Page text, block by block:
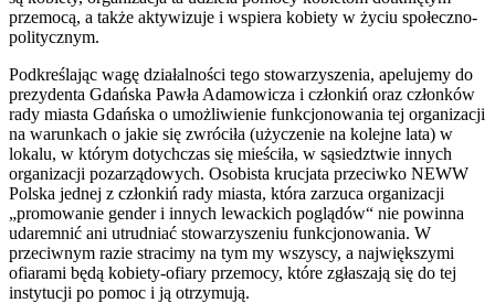
przemocą, a także aktywizuje i wspiera kobiety w życiu społeczno-
politycznym.
Podkreślając wagę działalności tego stowarzyszenia, apelujemy do
prezydenta Gdańska Pawła Adamowicza i członkiń oraz członków
rady miasta Gdańska o umożliwienie funkcjonowania tej organizacji
na warunkach o jakie się zwróciła (użyczenie na kolejne lata) w
lokalu, w którym dotychczas się mieściła, w sąsiedztwie innych
organizacji pozarządowych. Osobista krucjata przeciwko NEWW
Polska jednej z członkiń rady miasta, która zarzuca organizacji
„promowanie gender i innych lewackich poglądów“ nie powinna
udaremnić ani utrudniać stowarzyszeniu funkcjonowania. W
przeciwnym razie stracimy na tym my wszyscy, a największymi
ofiarami będą kobiety-ofiary przemocy, które zgłaszają się do tej
instytucji po pomoc i ją otrzymują.